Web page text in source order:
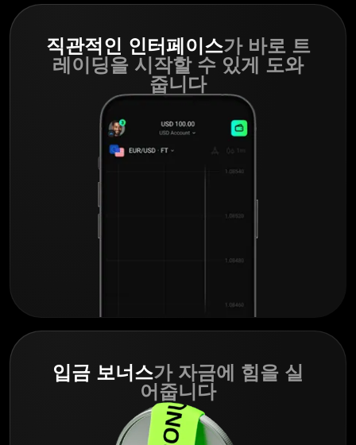
직관적인 인터페이스가 바로 트
레이딩을 시작할 수 있게 도와
줍니다
입금 보너스가 자금에 힘을 실
어줍니다